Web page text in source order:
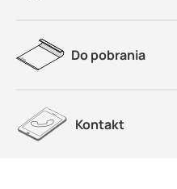
Do pobrania
Kontakt